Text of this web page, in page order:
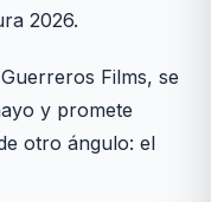
2026.
Films, se
y promete
otro ángulo: el